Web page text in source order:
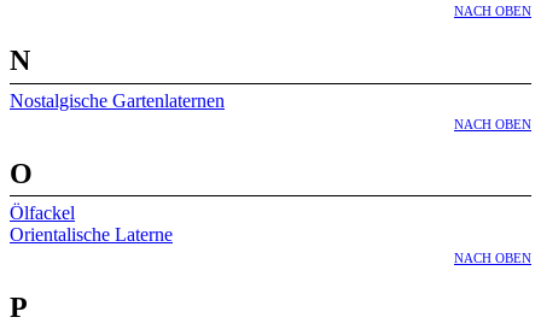
NACH OBEN
N
Nostalgische Gartenlaternen
NACH OBEN
O
Ölfackel
Orientalische Laterne
NACH OBEN
P